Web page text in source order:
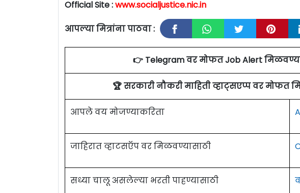
Official Site :www.socialjustice.nic.in
आपल्या मित्रांना पाठवा :
👉 Telegram वर मोफत Job Alert
🏆 सरकारी नौकरी माहिती व्हाट्सएप्प वर मोफत
आपले वय मोजण्याकरिता
जाहिरात व्हाटसऍप वर मिळवण्यासाठी
सध्या चालू असलेल्या भरती पाहण्यासाठी